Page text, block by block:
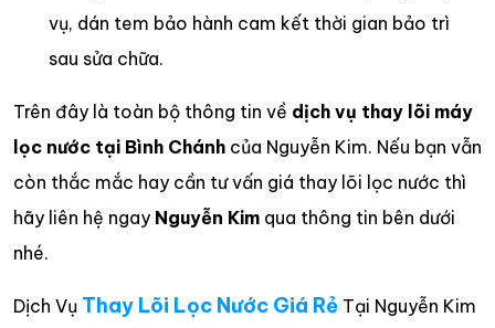
vụ, dán tem bảo hành cam kết thời gian bảo trì
sau sửa chữa.
Trên đây là toàn bộ thông tin về dịch vụ thay lõi máy
lọc nước tại Bình Chánh của Nguyễn Kim. Nếu bạn vẫn
còn thắc mắc hay cần tư vấn giá thay lõi lọc nước thì
hãy liên hệ ngay Nguyễn Kim qua thông tin bên dưới
nhé.
Dịch Vụ Thay Lõi Lọc Nước Giá Rẻ Tại Nguyễn Kim